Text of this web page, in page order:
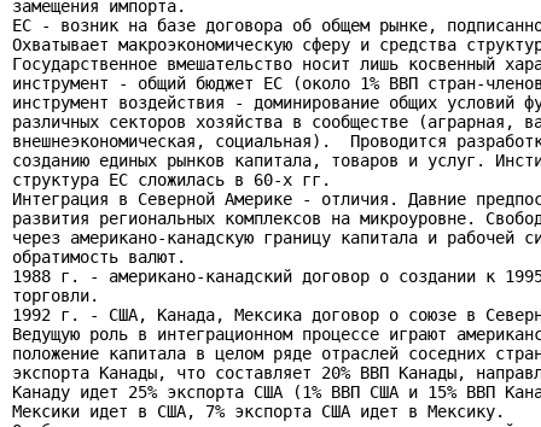
замещения импорта.
ЕС - возник на базе договора об общем рынке,
Охватывает макроэкономическую сферу и средства
Государственное вмешательство носит лишь косвенный
инструмент - общий бюджет ЕС (около 1% ВВП стран-
инструмент воздействия - доминирование общих условий
различных секторов хозяйства в сообществе (аграрная,
внешнеэкономическая, социальная).  Проводится
созданию единых рынков капитала, товаров и услуг.
структура ЕС сложилась в 60-х гг.
Интеграция в Северной Америке - отличия. Давние
развития региональных комплексов на микроуровне.
через американо-канадскую границу капитала и рабочей
обратимость валют.
1988 г. - американо-канадский договор о создании к
торговли.
1992 г. - США, Канада, Мексика договор о союзе в
Ведущую роль в интеграционном процессе играют
положение капитала в целом ряде отраслей соседних
экспорта Канады, что составляет 20% ВВП Канады,
Канаду идет 25% экспорта США (1% ВВП США и 15% ВВП
Мексики идет в США, 7% экспорта США идет в Мексику.